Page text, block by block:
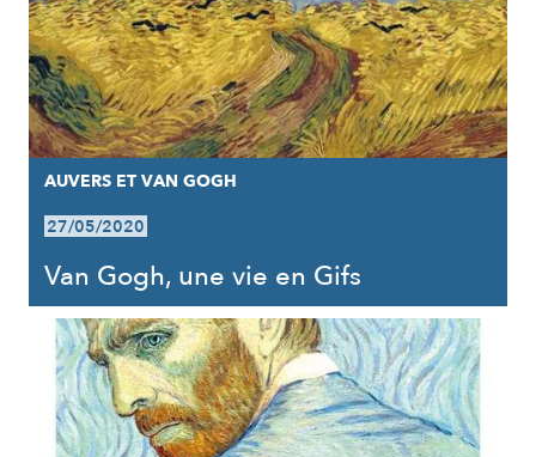
AUVERS ET VAN GOGH
27/05/2020
Van Gogh, une vie en Gifs